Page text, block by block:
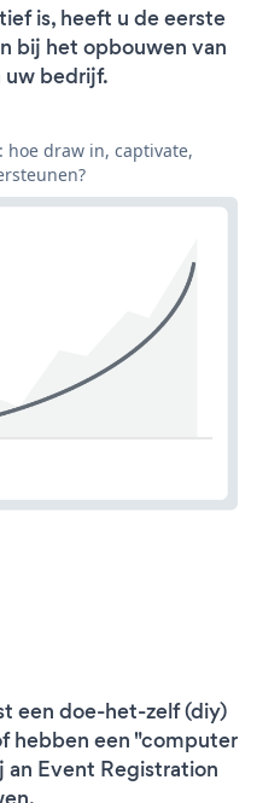
is, heeft u de eerste
bij het opbouwen van
uw bedrijf.
draw in, captivate,
een doe-het-zelf (diy)
hebben een "computer
Event Registration